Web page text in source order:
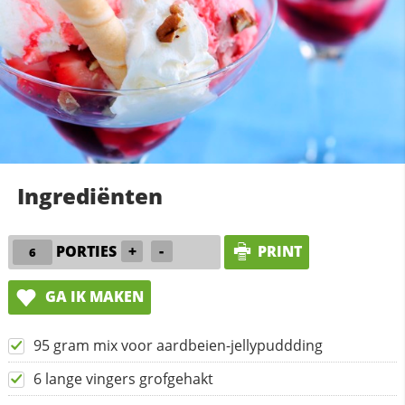
Ingrediënten
PORTIES + - PRINT
GA IK MAKEN
95 gram mix voor aardbeien-jellypuddding
6 lange vingers grofgehakt